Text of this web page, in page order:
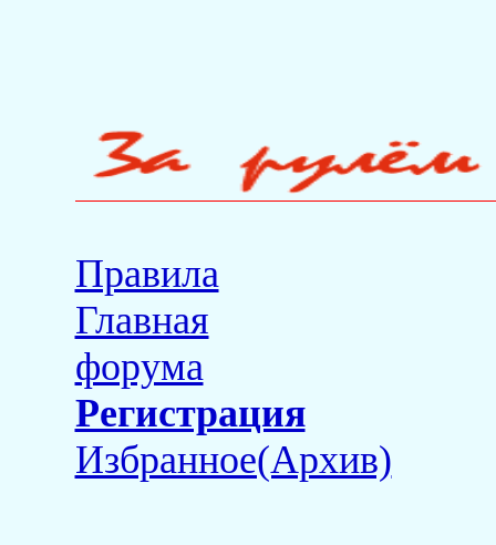
Правила
Главная
форума
Регистрация
Избранное(Архив)